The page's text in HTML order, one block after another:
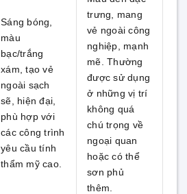
Sáng bóng,
màu
bạc/trắng
xám, tạo vẻ
ngoài sạch
sẽ, hiện đại,
phù hợp với
các công trình
yêu cầu tính
thẩm mỹ cao.
trưng, mang
vẻ ngoài công
nghiệp, mạnh
mẽ. Thường
được sử dụng
ở những vị trí
không quá
chú trọng về
ngoại quan
hoặc có thể
sơn phủ
thêm.